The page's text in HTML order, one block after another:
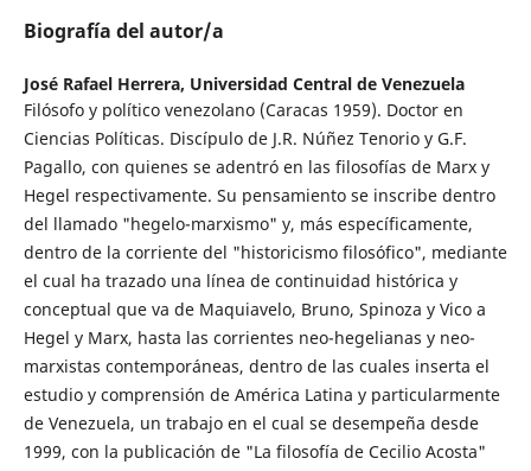
Biografía del autor/a
José Rafael Herrera, Universidad Central de Venezuela
Filósofo y político venezolano (Caracas 1959). Doctor en
Ciencias Políticas. Discípulo de J.R. Núñez Tenorio y G.F.
Pagallo, con quienes se adentró en las filosofías de Marx y
Hegel respectivamente. Su pensamiento se inscribe dentro
del llamado "hegelo-marxismo" y, más específicamente,
dentro de la corriente del "historicismo filosófico", mediante
el cual ha trazado una línea de continuidad histórica y
conceptual que va de Maquiavelo, Bruno, Spinoza y Vico a
Hegel y Marx, hasta las corrientes neo-hegelianas y neo-
marxistas contemporáneas, dentro de las cuales inserta el
estudio y comprensión de América Latina y particularmente
de Venezuela, un trabajo en el cual se desempeña desde
1999, con la publicación de "La filosofía de Cecilio Acosta"